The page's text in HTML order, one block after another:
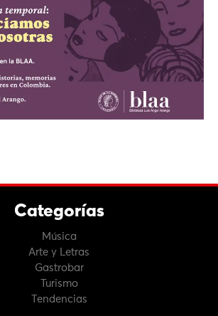
Categorías
Música
Arte y Letras
Gastrobar
Turismo
Tendencias